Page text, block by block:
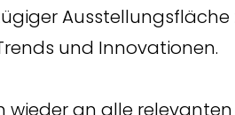
Ausstellungsfläche
und Innovationen.
wieder an alle relevanten